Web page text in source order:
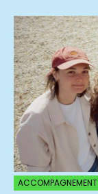
ACCOMPAGNEMENT